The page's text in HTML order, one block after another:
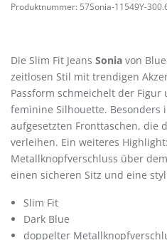
Produktnummer: 57Sonia-11549Y-
Die Slim Fit Jeans Sonia von
zeitlosen Stil mit trendigen
Passform schmeichelt der
feminine Silhouette. Besonders
aufgesetzten Fronttaschen, die
verleihen. Ein weiteres
Metallknopfverschluss über
einen sicheren Sitz und eine
Slim Fit
Dark Blue
doppelter